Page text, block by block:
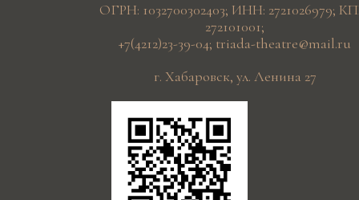
ОГРН: 1032700302403; ИНН: 2721026979;
272101001;
+7(4212)23-39-04; triada-theatre@mail.ru
г. Хабаровск, ул. Ленина 27